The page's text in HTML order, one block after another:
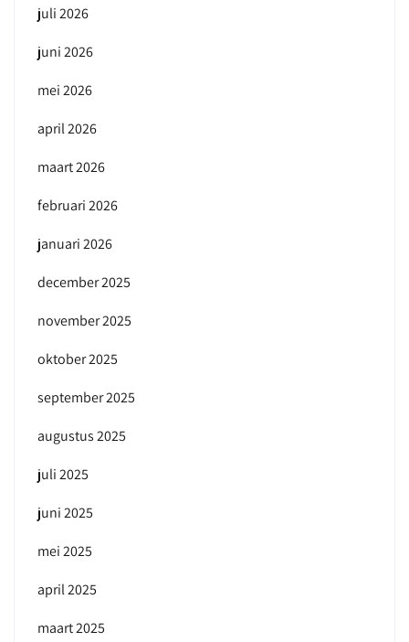
juli 2026
juni 2026
mei 2026
april 2026
maart 2026
februari 2026
januari 2026
december 2025
november 2025
oktober 2025
september 2025
augustus 2025
juli 2025
juni 2025
mei 2025
april 2025
maart 2025